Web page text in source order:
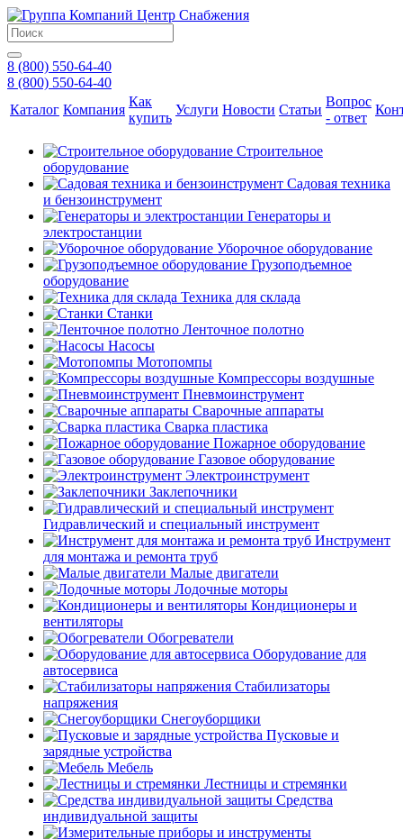
8 (800) 550-64-40
8 (800) 550-64-40
Каталог Компания
Как
купить
Услуги Новости Статьи
Вопрос
- ответ
Строительное
оборудование
Садовая техника
и бензоинструмент
Генераторы и
электростанции
Уборочное оборудование
Грузоподъемное
оборудование
Техника для склада
Станки
Ленточное полотно
Насосы
Мотопомпы
Компрессоры воздушные
Пневмоинструмент
Сварочные аппараты
Сварка пластика
Пожарное оборудование
Газовое оборудование
Электроинструмент
Заклепочники
Гидравлический и специальный инструмент
Инструмент
для монтажа и ремонта труб
Малые двигатели
Лодочные моторы
Кондиционеры и
вентиляторы
Обогреватели
Оборудование для
автосервиса
Стабилизаторы
напряжения
Снегоуборщики
Пусковые и
зарядные устройства
Мебель
Лестницы и стремянки
Средства
индивидуальной защиты